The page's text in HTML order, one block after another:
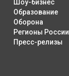
Шоу-бизнес
Образование
Оборона
Регионы России
Пресс-релизы